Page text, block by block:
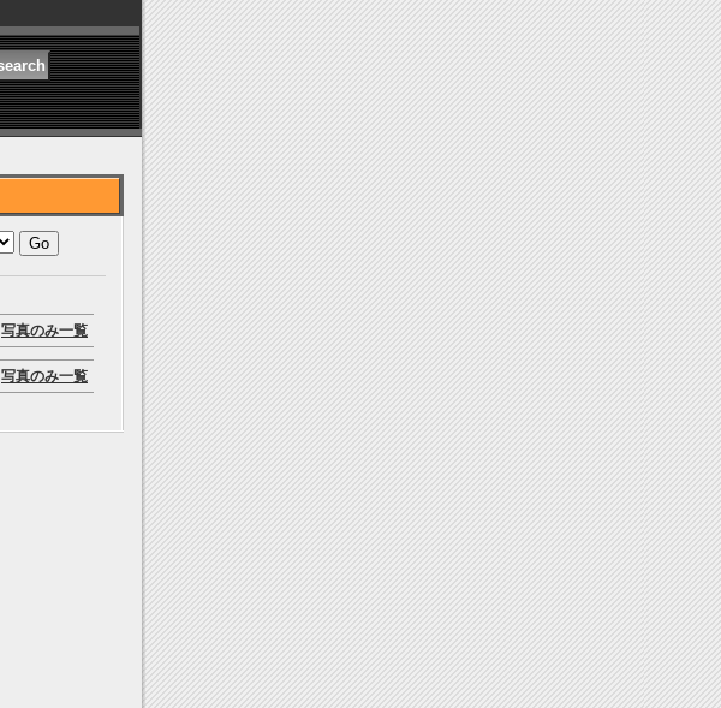
写真のみ一覧
写真のみ一覧